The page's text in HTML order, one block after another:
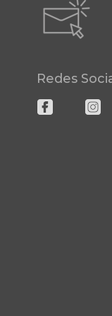
Redes